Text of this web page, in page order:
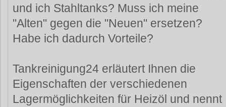
und ich Stahltanks? Muss ich meine
"Alten" gegen die "Neuen" ersetzen?
Habe ich dadurch Vorteile?
Tankreinigung24 erläutert Ihnen die
Eigenschaften der verschiedenen
Lagermöglichkeiten für Heizöl und nennt